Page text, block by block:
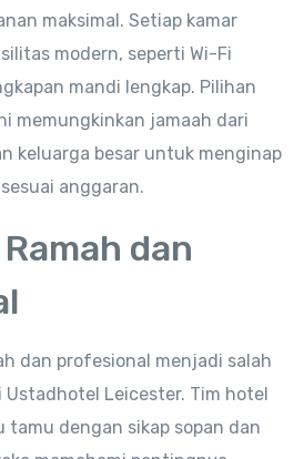
maksimal. Setiap kamar
modern, seperti Wi-Fi
mandi lengkap. Pilihan
memungkinkan jamaah dari
keluarga besar untuk menginap
anggaran.
dan
dan profesional menjadi salah
Leicester. Tim hotel
tamu dengan sikap sopan dan